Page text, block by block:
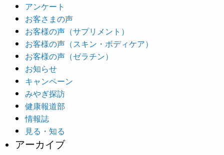
アンケート
お客さまの声
お客様の声（サプリメント）
お客様の声（スキン・ボディケア）
お客様の声（ゼラチン）
お知らせ
キャンペーン
みやぎ探訪
健康報道部
情報誌
見る・知る
アーカイブ